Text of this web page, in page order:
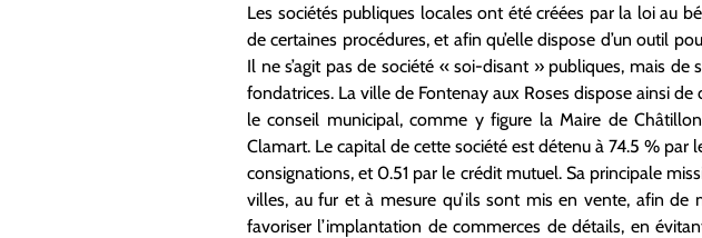
Les sociétés publiques locales ont été créées par la loi au
de certaines procédures, et afin qu’elle dispose d’un outil
Il ne s’agit pas de société « soi-disant » publiques, mais
fondatrices. La ville de Fontenay aux Roses dispose ainsi
le conseil municipal, comme y figure la Maire de
Clamart. Le capital de cette société est détenu à 74.5 % par
consignations, et 0.51 par le crédit mutuel. Sa principale
villes, au fur et à mesure qu’ils sont mis en vente, afin
favoriser l’implantation de commerces de détails, en